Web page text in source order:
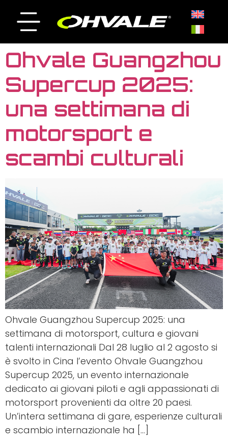
Ohvale Guangzhou
Supercup 2025:
una settimana di
motorsport e
scambi culturali
Ohvale Guangzhou Supercup 2025: una
settimana di motorsport, cultura e giovani
talenti internazionali Dal 28 luglio al 2 agosto si
è svolto in Cina l’evento Ohvale Guangzhou
Supercup 2025, un evento internazionale
dedicato ai giovani piloti e agli appassionati di
motorsport provenienti da oltre 20 paesi.
Un’intera settimana di gare, esperienze culturali
e scambio internazionale ha […]